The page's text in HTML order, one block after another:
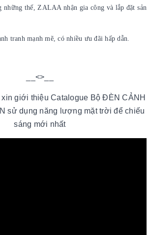
những thế, ZALAA nhận gia công và lắp đặt sản
tranh mạnh mẽ, có nhiều ưu đãi hấp dẫn.
__<>__
xin giới thiệu Catalogue Bộ ĐÈN CẢNH
sử dụng năng lượng mặt trời để chiếu
sáng mới nhất